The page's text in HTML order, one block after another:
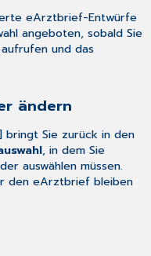
eArztbrief-Entwürfe
angeboten, sobald Sie
aufrufen und das
ändern
bringt Sie zurück in den
, in dem Sie
auswählen müssen.
den eArztbrief bleiben